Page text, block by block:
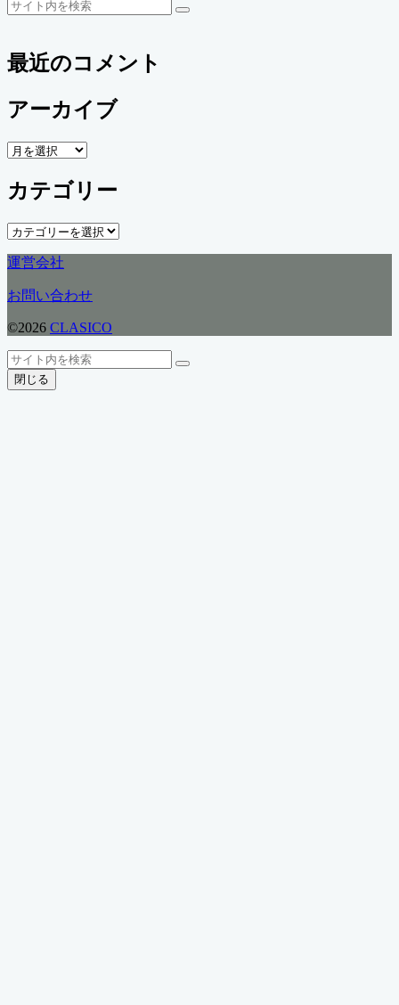
検
検
最近のコメント
アーカイブ
ア
カ
イ
ブ
カテゴリー
カ
ゴ
リ
ー
運営会社
お問い合わせ
©2026 CLASICO
ト
ッ
プ
検
索
検
閉じる